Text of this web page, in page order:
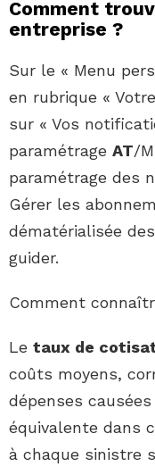
Comment
entreprise ?
Sur le « Menu
en rubrique «
sur « Vos
paramétrage AT/
paramétrage des
Gérer les
dématérialisée des
guider.
Comment
Le taux de
coûts moyens,
dépenses
équivalente dans
à chaque sinistre